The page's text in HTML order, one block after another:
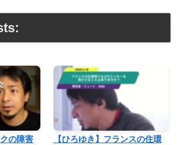
の障害
【ひろゆき】フランスの住環